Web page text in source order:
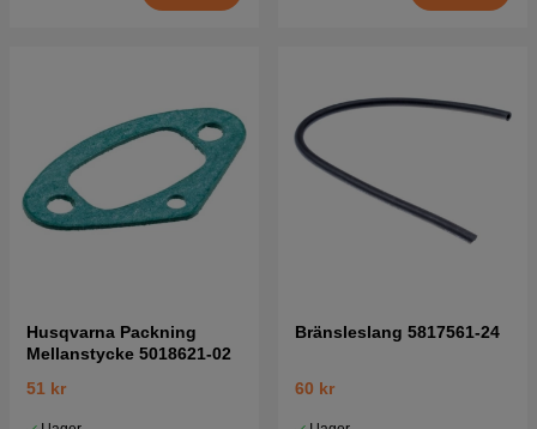
Husqvarna Packning
Mellanstycke 5018621-02
51 kr
Bränsleslang 5817561-24
60 kr